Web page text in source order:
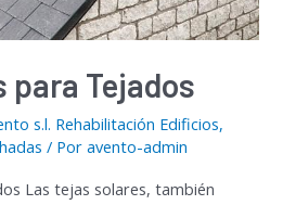
para Tejados
s.l. Rehabilitación Edificios,
/ Poravento-admin
Las tejas solares, también